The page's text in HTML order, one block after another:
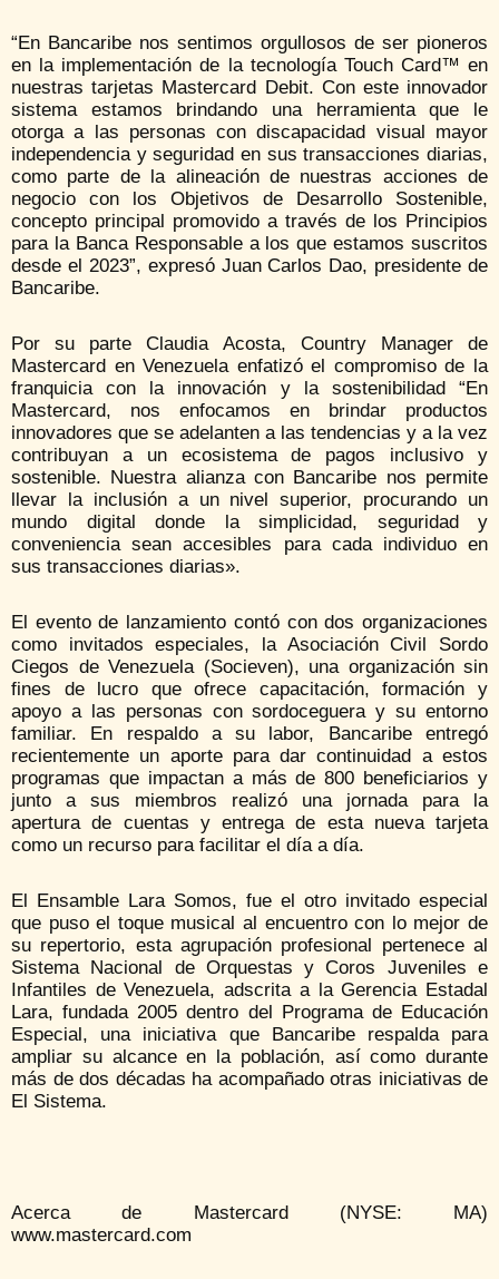
“En Bancaribe nos sentimos orgullosos de ser pioneros
en la implementación de la tecnología Touch Card™ en
nuestras tarjetas Mastercard Debit. Con este innovador
sistema estamos brindando una herramienta que le
otorga a las personas con discapacidad visual mayor
independencia y seguridad en sus transacciones diarias,
como parte de la alineación de nuestras acciones de
negocio con los Objetivos de Desarrollo Sostenible,
concepto principal promovido a través de los Principios
para la Banca Responsable a los que estamos suscritos
desde el 2023”, expresó Juan Carlos Dao, presidente de
Bancaribe.
Por su parte Claudia Acosta, Country Manager de
Mastercard en Venezuela enfatizó el compromiso de la
franquicia con la innovación y la sostenibilidad “En
Mastercard, nos enfocamos en brindar productos
innovadores que se adelanten a las tendencias y a la vez
contribuyan a un ecosistema de pagos inclusivo y
sostenible. Nuestra alianza con Bancaribe nos permite
llevar la inclusión a un nivel superior, procurando un
mundo digital donde la simplicidad, seguridad y
conveniencia sean accesibles para cada individuo en
sus transacciones diarias».
El evento de lanzamiento contó con dos organizaciones
como invitados especiales, la Asociación Civil Sordo
Ciegos de Venezuela (Socieven), una organización sin
fines de lucro que ofrece capacitación, formación y
apoyo a las personas con sordoceguera y su entorno
familiar. En respaldo a su labor, Bancaribe entregó
recientemente un aporte para dar continuidad a estos
programas que impactan a más de 800 beneficiarios y
junto a sus miembros realizó una jornada para la
apertura de cuentas y entrega de esta nueva tarjeta
como un recurso para facilitar el día a día.
El Ensamble Lara Somos, fue el otro invitado especial
que puso el toque musical al encuentro con lo mejor de
su repertorio, esta agrupación profesional pertenece al
Sistema Nacional de Orquestas y Coros Juveniles e
Infantiles de Venezuela, adscrita a la Gerencia Estadal
Lara, fundada 2005 dentro del Programa de Educación
Especial, una iniciativa que Bancaribe respalda para
ampliar su alcance en la población, así como durante
más de dos décadas ha acompañado otras iniciativas de
El Sistema.
Acerca de Mastercard (NYSE: MA)
www.mastercard.com